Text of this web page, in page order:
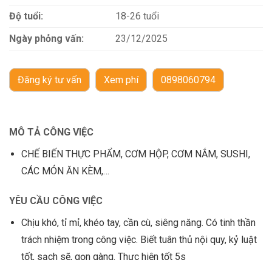
Độ tuổi:
18-26 tuổi
Ngày phỏng vấn:
23/12/2025
Đăng ký tư vấn Xem phí 0898060794
MÔ TẢ CÔNG VIỆC
CHẾ BIẾN THỰC PHẨM, CƠM HỘP, CƠM NẮM, SUSHI,
CÁC MÓN ĂN KÈM,…
YÊU CẦU CÔNG VIỆC
Chịu khó, tỉ mỉ, khéo tay, cần cù, siêng năng. Có tinh thần
trách nhiệm trong công việc. Biết tuân thủ nội quy, kỷ luật
tốt, sạch sẽ, gọn gàng. Thực hiện tốt 5s